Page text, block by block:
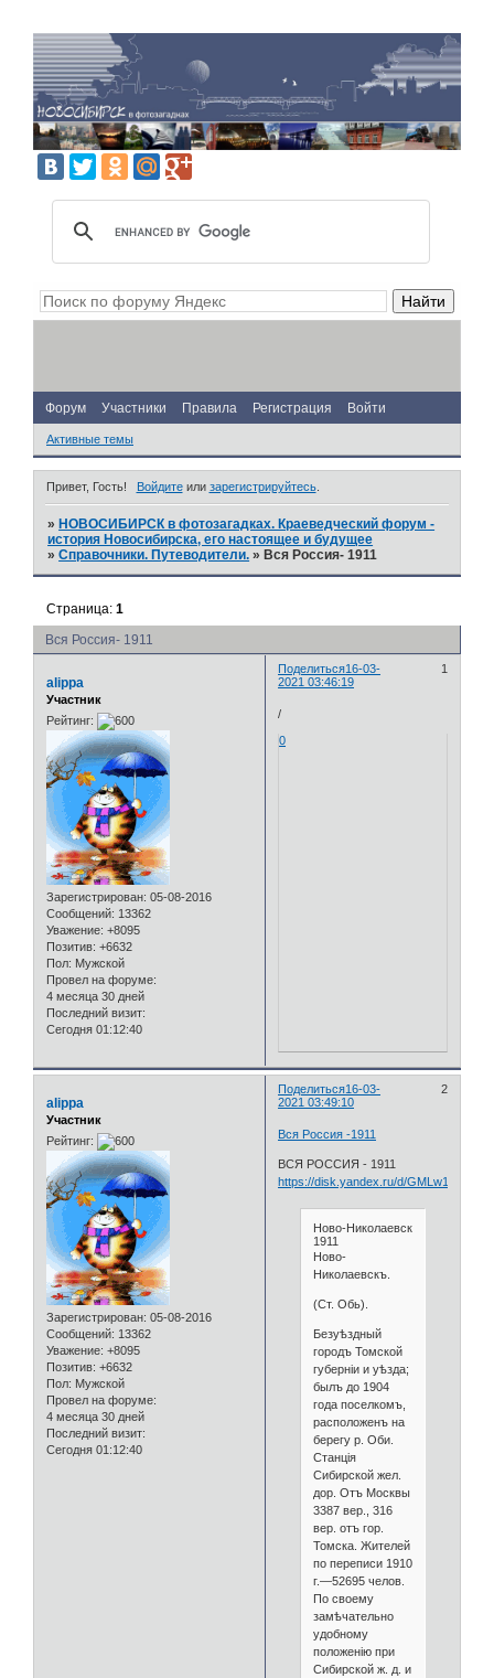
Форум Участники Правила Регистрация Войти
Активные темы
Привет, Гость! Войдитеили зарегистрируйтесь.
» НОВОСИБИРСК в фотозагадках. Краеведческий форум -
история Новосибирска, его настоящее и будущее
»Справочники. Путеводители. » Вся Россия- 1911
Вся Россия- 1911
Страница:1
Поделиться 1
16-03-
2021 03:46:19
alippa
Участник
Рейтинг:
Зарегистрирован: 05-08-2016
Сообщений: 13362
Уважение: +8095
Позитив: +6632
Пол: Мужской
Провел на форуме:
4 месяца 30 дней
Последний визит:
Сегодня 01:12:40
/
0
Поделиться 2
16-03-
2021 03:49:10
alippa
Участник
Рейтинг:
Зарегистрирован: 05-08-2016
Сообщений: 13362
Уважение: +8095
Позитив: +6632
Пол: Мужской
Провел на форуме:
4 месяца 30 дней
Последний визит:
Сегодня 01:12:40
Вся Россия -1911
ВСЯ РОССИЯ - 1911
https://disk.yandex.ru/d/
Ново-Николаевск
1911
Ново-
Николаевскъ.
(Ст. Обь).
Безуѣздный
городъ Томской
губерніи и уѣзда;
былъ до 1904
года поселкомъ,
расположенъ на
берегу р. Оби.
Станція
Сибирской жел.
дор. Отъ Москвы
3387 вер., 316
вер. отъ гор.
Томска. Жителей
по переписи 1910
г.—52695 челов.
По своему
замѣчательно
удобному
положенію при
Сибирской ж. д. и